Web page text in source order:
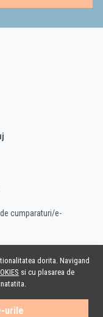
dorita. Navigand
si cu plasarea de
urile
cumparaturi/e-